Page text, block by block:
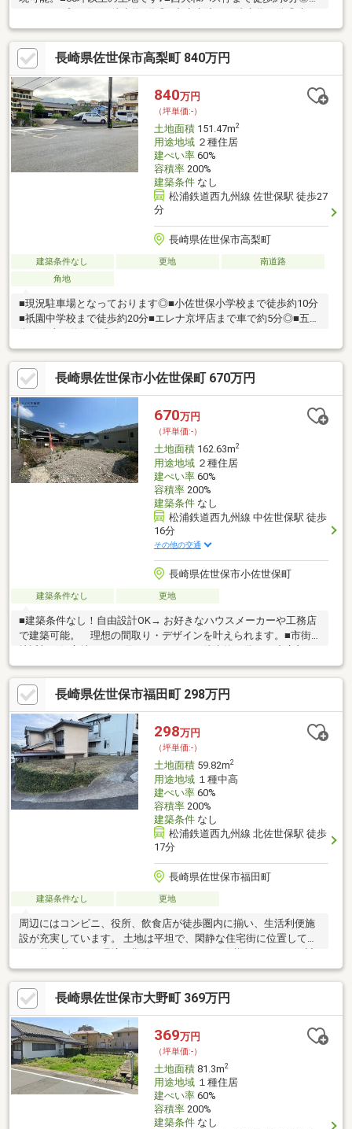
約3分♪■トライアルまで車で約4分～5分◎ ☆住宅ローン・資金計
画のご相談やご質問など、お気軽にお問い合わせください。土日
祝日も営業しております！ ☆
長崎県佐世保市高梨町 840万円
840万円
（坪単価:-）
土地面積151.47m2
用途地域２種住居
建ぺい率60%
容積率200%
建築条件なし
松浦鉄道西九州線 佐世保駅 徒歩27
分
長崎県佐世保市高梨町
建築条件なし 更地
南道路
角地
■現況駐車場となっております◎■小佐世保小学校まで徒歩約10分
■祇園中学校まで徒歩約20分■エレナ京坪店まで車で約5分◎■五番
長崎県佐世保市小佐世保町 670万円
670万円
（坪単価:-）
土地面積162.63m2
用途地域２種住居
建ぺい率60%
容積率200%
建築条件なし
松浦鉄道西九州線 中佐世保駅 徒歩
16分
その他の交通
長崎県佐世保市小佐世保町
建築条件なし 更地
■建築条件なし！自由設計OK→ お好きなハウスメーカーや工務店
で建築可能。 理想の間取り・デザインを叶えられます。■市街
地近郊の好立地→四ヶ町アーケードまで徒歩約20分。 中心部へ
のアクセスも良好で、通勤・通学に便利。■交通アクセス◎ バス
停徒歩1分→ 「小佐世保小下」バス停がすぐそば。 車がなくて
も移動しやすい立地です。■小学校まで徒歩4分！→ 小佐世保小学
校が近く、子育て世帯にも安心の環境。■ 敷地約49坪・車の進入
も可能→ 前面道路3m、接道間口12.5m。 コンパクトながら駐車
スペースの確保も可能◎(一部セットバック必要)
長崎県佐世保市福田町 298万円
298万円
（坪単価:-）
土地面積59.82m2
用途地域１種中高
建ぺい率60%
容積率200%
建築条件なし
松浦鉄道西九州線 北佐世保駅 徒歩
17分
長崎県佐世保市福田町
建築条件なし 更地
周辺にはコンビニ、役所、飲食店が徒歩圏内に揃い、生活利便施
設が充実しています。 土地は平坦で、閑静な住宅街に位置してお
り、落ち着いた住環境が期待できます。お一人様のマイホーム計
画はもちろん、お客様の理想を形にするお手伝いをさせていただ
きます。 投資を始めたい方は、駐車場配置プランを参考にされて
ください。 3台駐車で月額24000円、年間288000円、表面利回り
9、6％
長崎県佐世保市大野町 369万円
369万円
（坪単価:-）
土地面積81.3m2
用途地域１種住居
建ぺい率60%
容積率200%
建築条件なし